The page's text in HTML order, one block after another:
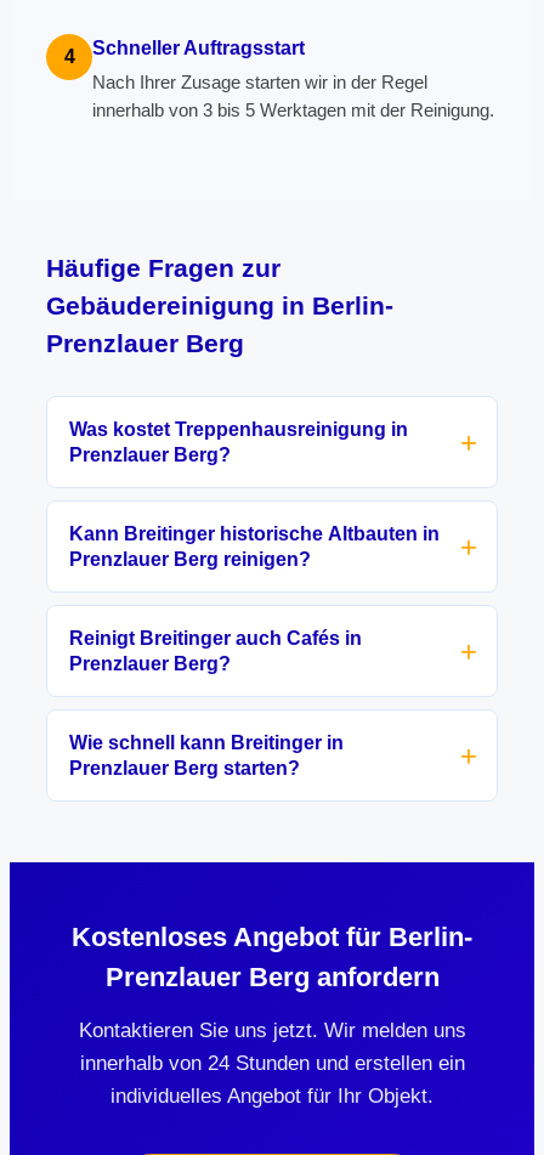
4 Schneller Auftragsstart
Nach Ihrer Zusage starten wir in der Regel
innerhalb von 3 bis 5 Werktagen mit der Reinigung.
Häufige Fragen zur
Gebäudereinigung in Berlin-
Prenzlauer Berg
Was kostet Treppenhausreinigung in
Prenzlauer Berg?
Kann Breitinger historische Altbauten in
Prenzlauer Berg reinigen?
Reinigt Breitinger auch Cafés in
Prenzlauer Berg?
Wie schnell kann Breitinger in
Prenzlauer Berg starten?
Kostenloses Angebot für Berlin-
Prenzlauer Berg anfordern
Kontaktieren Sie uns jetzt. Wir melden uns
innerhalb von 24 Stunden und erstellen ein
individuelles Angebot für Ihr Objekt.